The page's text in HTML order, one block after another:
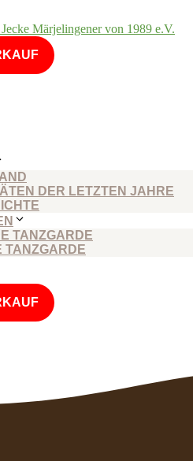
DER LETZTEN JAHRE
TANZGARDE
TANZGARDE